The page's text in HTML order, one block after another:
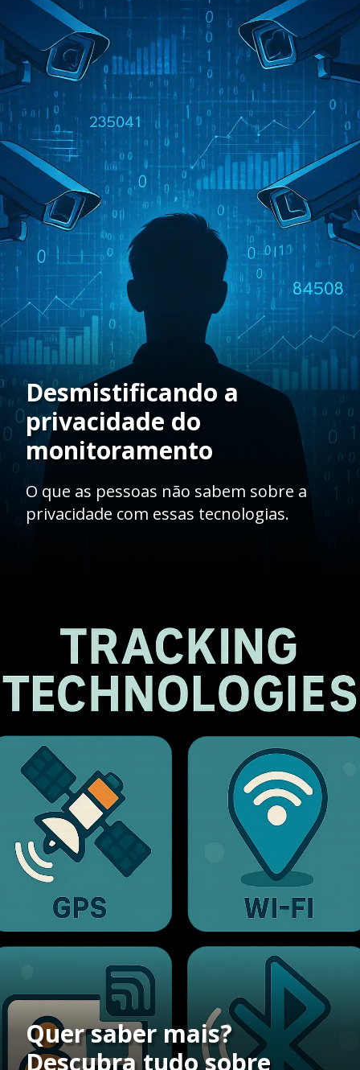
Desmistificando a
privacidade do
monitoramento
O que as pessoas não sabem sobre a
privacidade com essas tecnologias.
Quer saber mais?
Descubra tudo sobre